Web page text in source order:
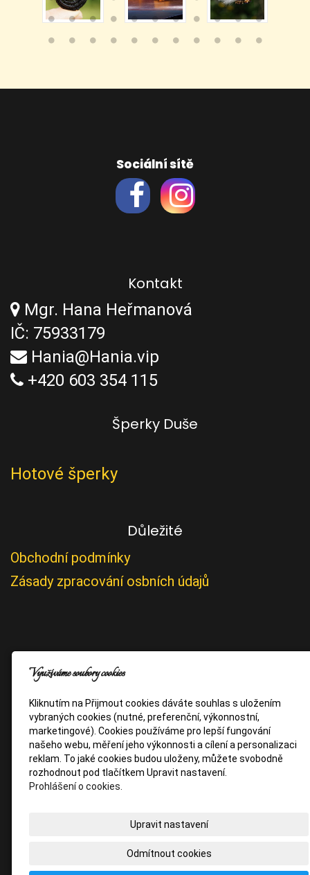
Sociální sítě
Kontakt
Mgr. Hana Heřmanová
IČ: 75933179
Hania@Hania.vip
+420 603 354 115
Šperky Duše
Hotové šperky
Důležité
Obchodní podmínky
Zásady zpracování osbních údajů
Využíváme soubory cookies
Kliknutím na Přijmout cookies dáváte souhlas s uložením
vybraných cookies (nutné, preferenční, výkonnostní,
marketingové). Cookies používáme pro lepší fungování
našeho webu, měření jeho výkonnosti a cílení a personalizaci
reklam. To jaké cookies budou uloženy, můžete svobodně
rozhodnout pod tlačítkem Upravit nastavení.
Prohlášení o cookies.
Upravit nastavení
Odmítnout cookies